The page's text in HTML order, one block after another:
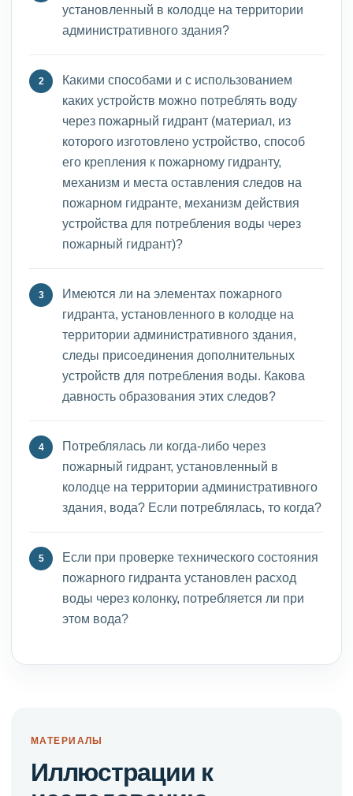
установленный в колодце на территории
административного здания?
Какими способами и с использованием
каких устройств можно потреблять воду
через пожарный гидрант (материал, из
которого изготовлено устройство, способ
его крепления к пожарному гидранту,
механизм и места оставления следов на
пожарном гидранте, механизм действия
устройства для потребления воды через
пожарный гидрант)?
Имеются ли на элементах пожарного
гидранта, установленного в колодце на
территории административного здания,
следы присоединения дополнительных
устройств для потребления воды. Какова
давность образования этих следов?
Потреблялась ли когда-либо через
пожарный гидрант, установленный в
колодце на территории административного
здания, вода? Если потреблялась, то когда?
Если при проверке технического состояния
пожарного гидранта установлен расход
воды через колонку, потребляется ли при
этом вода?
МАТЕРИАЛЫ
Иллюстрации к